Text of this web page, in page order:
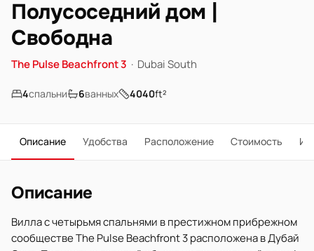
Полусоседний дом |
Свободна
The Pulse Beachfront 3 · Dubai South
4спальни 6ванных 4040ft²
Описание Удобства Расположение Стоимость
Описание
Вилла с четырьмя спальнями в престижном прибрежном
сообществе The Pulse Beachfront 3 расположена в Дубай